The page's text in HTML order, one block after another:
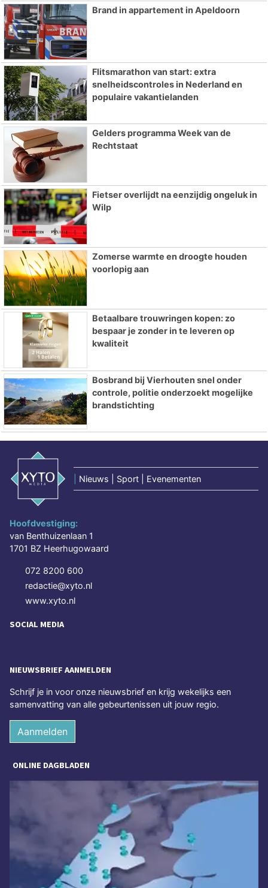
Brand in appartement in Apeldoorn
Flitsmarathon van start: extra
snelheidscontroles in Nederland en
populaire vakantielanden
Gelders programma Week van de
Rechtstaat
Fietser overlijdt na eenzijdig ongeluk in
Wilp
Zomerse warmte en droogte houden
voorlopig aan
Betaalbare trouwringen kopen: zo
bespaar je zonder in te leveren op
kwaliteit
Bosbrand bij Vierhouten snel onder
controle, politie onderzoekt mogelijke
brandstichting
Nieuws | Sport | Evenementen
Hoofdvestiging:
van Benthuizenlaan 1
1701 BZ Heerhugowaard
072 8200 600
redactie@xyto.nl
www.xyto.nl
SOCIAL MEDIA
NIEUWSBRIEF AANMELDEN
Schrijf je in voor onze nieuwsbrief en krijg wekelijks een
samenvatting van alle gebeurtenissen uit jouw regio.
Aanmelden
ONLINE DAGBLADEN